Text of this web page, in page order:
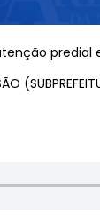
predial